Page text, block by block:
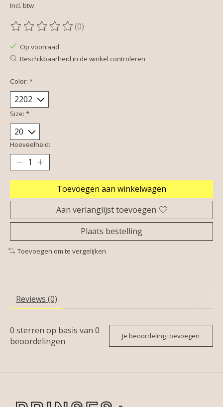
Incl. btw
De beoordeling van dit product is
(0)
Op voorraad
Beschikbaarheid in de winkel controleren
Color: *
Size: *
Hoeveelheid:
Toevoegen aan winkelwagen
Aan verlanglijst toevoegen
Plaats bestelling
Toevoegen om te vergelijken
Reviews (0)
0 sterren op basis van 0
beoordelingen
Je beoordeling toevoegen